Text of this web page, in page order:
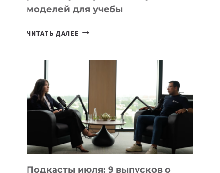
моделей для учебы
ЧИТАТЬ ДАЛЕЕ КАКОЙ
УЧЕБНОМУ
ГОДУ
2026:
10
ЛУЧШИХ
МОДЕЛЕЙ
ДЛЯ
Подкасты июля: 9 выпусков о